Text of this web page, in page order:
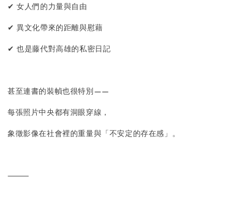
✔ 女人們的力量與自由
✔ 異文化帶來的距離與慰藉
✔ 也是藤代對高雄的私密日記
甚至連書的裝幀也很特別——
每張照片中央都有洞眼穿線，
象徵影像在社會裡的重量與「不安定的存在感」。
⸻